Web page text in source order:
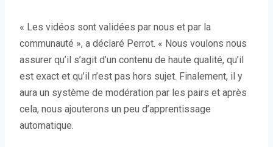
« Les vidéos sont validées par nous et par la
communauté », a déclaré Perrot. « Nous voulons nous
assurer qu’il s’agit d’un contenu de haute qualité, qu’il
est exact et qu’il n’est pas hors sujet. Finalement, il y
aura un système de modération par les pairs et après
cela, nous ajouterons un peu d’apprentissage
automatique.